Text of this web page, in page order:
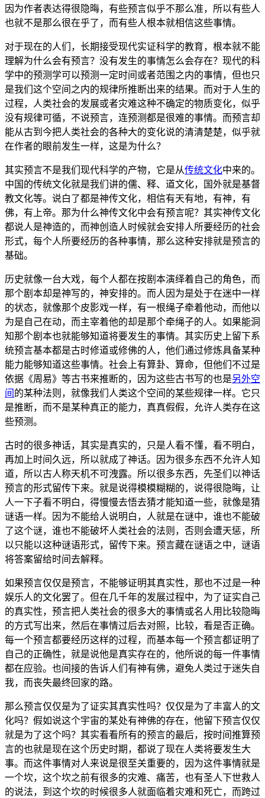
因为作者表达得很隐晦，有些预言似乎不那么准，所以有些人
也就不是那么很在乎了，而有些人根本就相信这些事情。
对于现在的人们，长期接受现代实证科学的教育，根本就不能
理解为什么会有预言？没有发生的事情怎么会存在？现代的科
学中的预测学可以预测一定时间或者范围之内的事情，但也只
是我们这个空间之内的规律所推断出来的结果。而对于人生的
过程，人类社会的发展或者灾难这种不确定的物质变化，似乎
没有规律可循，不说预言，连预测都是很难的事情。而预言却
能从古到今把人类社会的各种大的变化说的清清楚楚，似乎就
在作者的眼前发生一样，这是为什么？
其实预言不是我们现代科学的产物，它是从传统文化中来的。
中国的传统文化就是我们讲的儒、释、道文化，国外就是基督
教文化等。说白了都是神传文化，相信有天有地，有神，有
佛，有上帝。那为什么神传文化中会有预言呢？其实神传文化
都说人是神造的，而神创造人时候就会安排人所要经历的社会
形式，每个人所要经历的各种事情，那么这种安排就是预言的
基础。
历史就像一台大戏，每个人都在按剧本演绎着自己的角色，而
那个剧本却是神写的，神安排的。而人因为是处于在迷中一样
的状态，就像那个皮影戏一样，有一根绳子牵着他动，而他以
为是自己在动，而主宰着他的却是那个牵绳子的人。如果能洞
知那个剧本也就能够知道将要发生的事情。其实历史上留下系
统预言基本都是古时修道或修佛的人，他们通过修炼具备某种
能力能够知道这些事情。社会上有算卦、算命，但他们不过是
依据《周易》等古书来推断的，因为这些古书写的也是另外空
间 的某种法则，就像我们人类这个空间的某些规律一样。它只
是推断，而不是某种真正的能力，真真假假，允许人类存在这
些预测。
古时的很多神话，其实是真实的，只是人看不懂，看不明白，
再加上时间久远，所以就成了神话。因为很多东西不允许人知
道，所以古人称天机不可洩露。所以很多东西，先圣们以神话
预言的形式留传下来。就是说得模模糊糊的，说得很隐晦，让
人一下子看不明白，得慢慢去悟去猜才能知道一些，就像是猜
谜语一样。因为不能给人说明白，人就是在谜中，谁也不能破
了这个谜，谁也不能破坏人类社会的法则，否则会遭天惩，所
以只能以这种谜语形式，留传下来。预言藏在谜语之中，谜语
将答案留给时间去解释。
如果预言仅仅是预言，不能够证明其真实性，那也不过是一种
娱乐人的文化罢了。但在几千年的发展过程中，为了证实自己
的真实性，预言把人类社会的很多大的事情或名人用比较隐晦
的方式写出来，然后在事情过后去对照，比较，看是否正确。
每一个预言都要经历这样的过程，而基本每一个预言都证明了
自己的正确性，就是说他是真实存在的，他所说的每一件事情
都在应验。也间接的告诉人们有神有佛，避免人类过于迷失自
我，而丧失最终回家的路。
那么预言仅仅是为了证实其真实性吗？仅仅是为了丰富人的文
化吗？假如说这个宇宙的某处有神佛的存在，他留下预言仅仅
就是为了这个吗？其实看看所有的预言的最后，按时间推算预
言的也就是现在这个历史时期，都说了现在人类将要发生大
事。而这件事情对人来说是很至关重要的，因为这件事情就是
一个坎，这个坎之前有很多的灾难、痛苦，也有圣人下世救人
的说法，到这个坎的时候很多人就面临着灾难和死亡，而跨过